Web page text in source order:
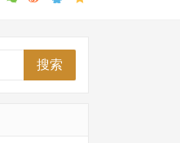
搜索